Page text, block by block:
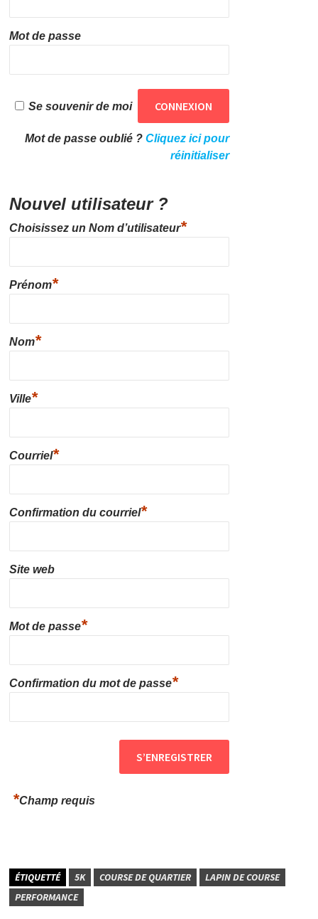
Mot de passe
Se souvenir de moi
Mot de passe oublié ?Cliquez ici pour
réinitialiser
Nouvel utilisateur ?
Choisissez un Nom d’utilisateur*
Prénom*
Nom*
Ville*
Courriel*
Confirmation du courriel*
Site web
Mot de passe*
Confirmation du mot de passe*
*Champ requis
ÉTIQUETTÉ 5K COURSE DE QUARTIER
LAPIN DE COURSE
PERFORMANCE